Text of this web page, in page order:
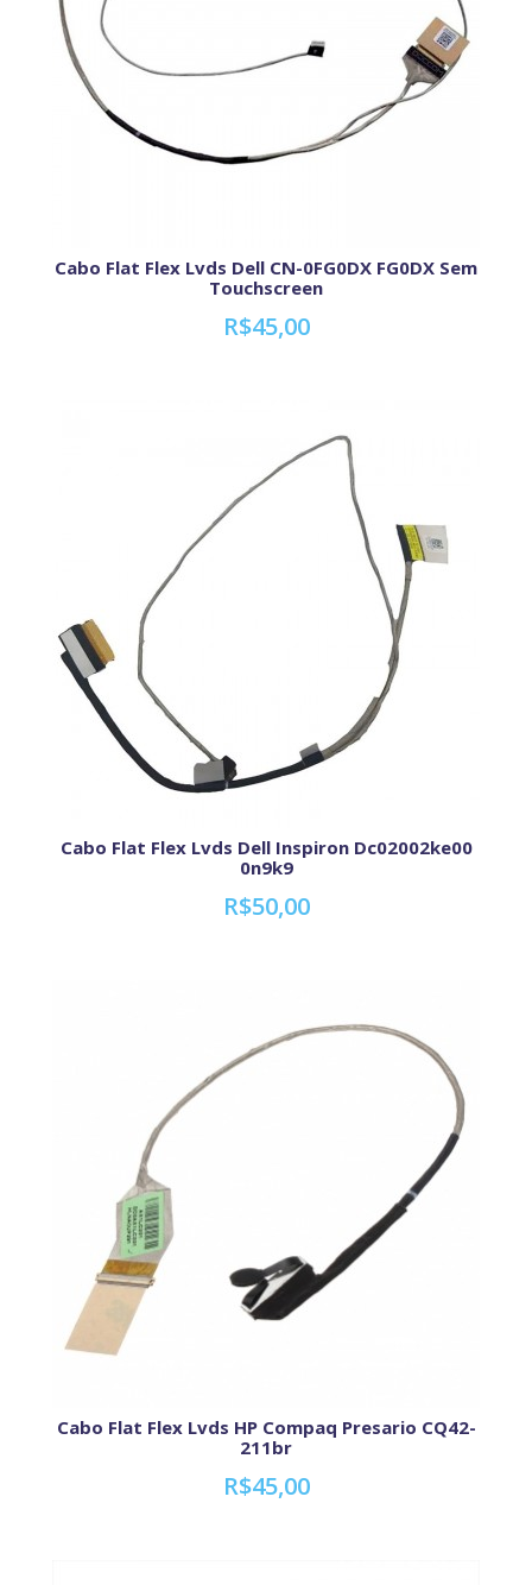
Cabo Flat Flex Lvds Dell CN-0FG0DX FG0DX Sem
Touchscreen
R$45,00
Cabo Flat Flex Lvds Dell Inspiron Dc02002ke00
0n9k9
R$50,00
Cabo Flat Flex Lvds HP Compaq Presario CQ42-
211br
R$45,00